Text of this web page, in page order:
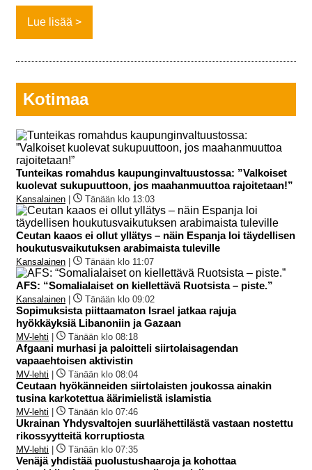
Lue lisää
Kotimaa
Tunteikas romahdus kaupunginvaltuustossa: ”Valkoiset
kuolevat sukupuuttoon, jos maahanmuuttoa rajoitetaan!”
Kansalainen Tänään klo 13:03
Ceutan kaaos ei ollut yllätys – näin Espanja loi täydellisen
houkutusvaikutuksen arabimaista tuleville
Kansalainen Tänään klo 11:07
AFS: “Somalialaiset on kiellettävä Ruotsista – piste.”
Kansalainen Tänään klo 09:02
Sopimuksista piittaamaton Israel jatkaa rajuja
hyökkäyksiä Libanoniin ja Gazaan
MV-lehti Tänään klo 08:18
Afgaani murhasi ja paloitteli siirtolaisagendan
vapaaehtoisen aktivistin
MV-lehti Tänään klo 08:04
Ceutaan hyökänneiden siirtolaisten joukossa ainakin
tusina karkotettua äärimielistä islamistia
MV-lehti Tänään klo 07:46
Ukrainan Yhdysvaltojen suurlähettilästä vastaan nostettu
rikossyytteitä korruptiosta
MV-lehti Tänään klo 07:35
Venäjä yhdistää puolustushaaroja ja kohottaa